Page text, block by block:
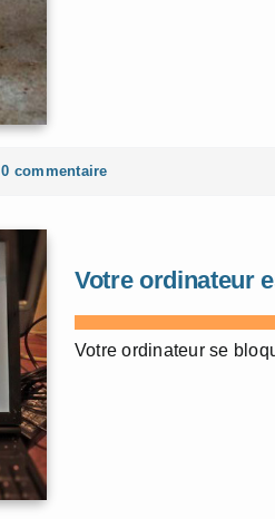
0 commentaire
Votre ordinateur
Votre ordinateur se